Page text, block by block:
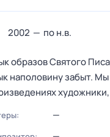
2002 — по н.в.
образов Святого
наполовину забыт.
—